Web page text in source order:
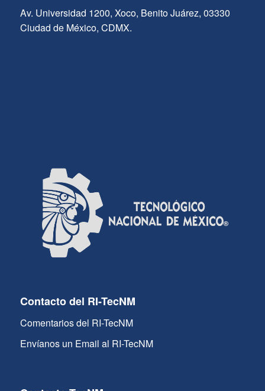
Av. Universidad 1200, Xoco, Benito Juárez, 03330
Ciudad de México, CDMX.
Contacto del RI-TecNM
Comentarios del RI-TecNM
Envíanos un Email al RI-TecNM